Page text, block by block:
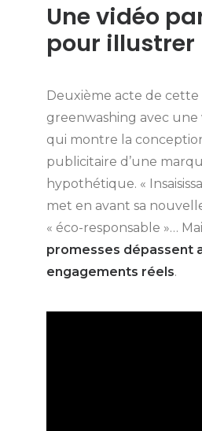
Une vidéo
pour illustrer
Deuxième acte de
greenwashing avec
qui montre la
publicitaire d’une
hypothétique. «
met en avant sa
« éco-responsable »…
promesses dépassent
engagements réels.